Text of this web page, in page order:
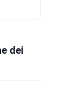
dei